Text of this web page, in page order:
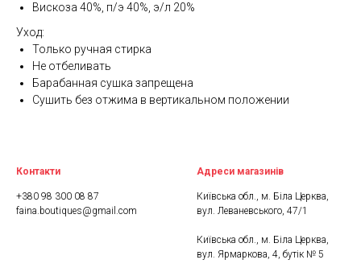
Вискоза 40%, п/э 40%, э/л 20%
Уход:
Только ручная стирка
Не отбеливать
Барабанная сушка запрещена
Сушить без отжима в вертикальном положении
Контакти
+380 98 300 08 87
faina.boutiques@gmail.com
Адреси магазинів
Київська обл., м. Біла Церква,
вул. Леваневського, 47/1
Київська обл., м. Біла Церква,
вул. Ярмаркова, 4, бутік № 5